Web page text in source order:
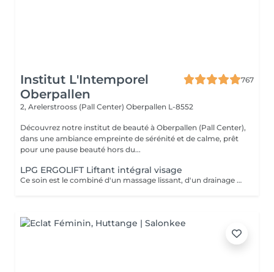
Institut L'Intemporel
Oberpallen
767
2, Arelerstrooss (Pall Center) Oberpallen L-8552
Découvrez notre institut de beauté à Oberpallen (Pall Center),
dans une ambiance empreinte de sérénité et de calme, prêt
pour une pause beauté hors du...
LPG ERGOLIFT Liftant intégral visage
Ce soin est le combiné d'un massage lissant, d'un drainage manuel et de l'Ergolift en programme « fermeté ». Pourquoi et pour qui? Les différentes techniques travaillent les attaches musculaires pour un effet liftant, un éclat immédiat et il opère une réoxygénation des muscles ainsi qu'une amélioration de l'élasticité de la peau. Vous cherchez un soin fermeté accompagné d'une détente totale? Alors il est pour vous.